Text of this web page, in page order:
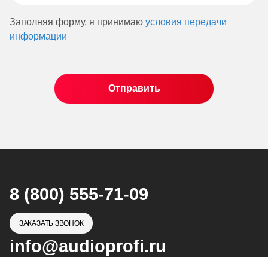
Заполняя форму, я принимаю условия передачи
информации
8 (800) 555-71-09
ЗАКАЗАТЬ ЗВОНОК
info@audioprofi.ru